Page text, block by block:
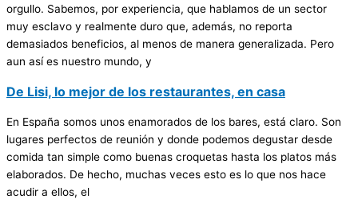
orgullo. Sabemos, por experiencia, que hablamos de un sector
muy esclavo y realmente duro que, además, no reporta
demasiados beneficios, al menos de manera generalizada. Pero
aun así es nuestro mundo, y
De Lisi, lo mejor de los restaurantes, en casa
En España somos unos enamorados de los bares, está claro. Son
lugares perfectos de reunión y donde podemos degustar desde
comida tan simple como buenas croquetas hasta los platos más
elaborados. De hecho, muchas veces esto es lo que nos hace
acudir a ellos, el